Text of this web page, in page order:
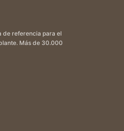
de referencia para el
Más de 30.000